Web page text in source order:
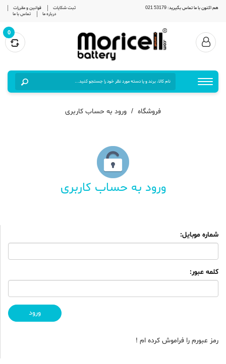
هم اکنون با ما تماس بگیرید: 53179 021 ثبت شکایات
قوانین و مقررات
درباره ما
تماس با ما
0
فروشگاه ورود به حساب کاربری
ورود به حساب کاربری
شماره موبایل:
کلمه عبور:
رمز عبورم را فراموش کرده ام !